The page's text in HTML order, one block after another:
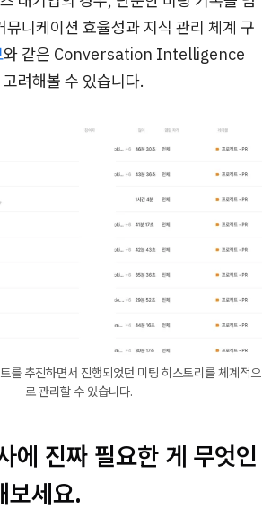
뮤니케이션 효율성과 지식 관리 체계 구
와 같은 Conversation Intelligence
려해볼 수 있습니다.
를 추진하면서 진행되었던 미팅 히스토리를 체계적으
로 관리할 수 있습니다.
에 진짜 필요한 게 무엇인
보세요.